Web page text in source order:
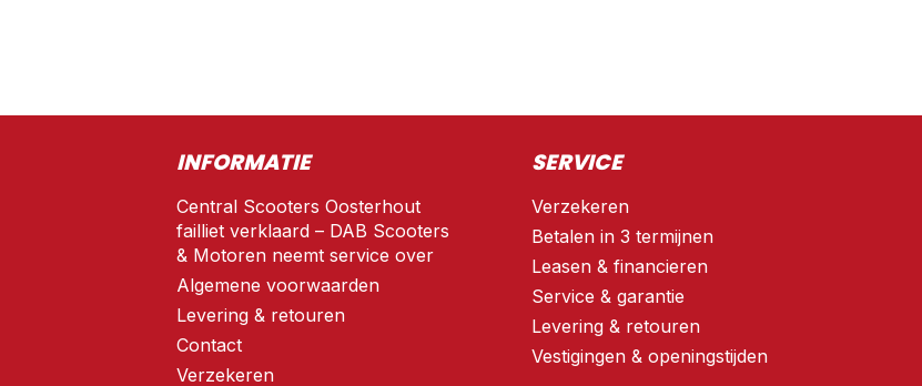
INFORMATIE
Central Scooters Oosterhout
failliet verklaard – DAB Scooters
& Motoren neemt service over
Algemene voorwaarden
Levering & retouren
Contact
Verzekeren
SERVICE
Verzekeren
Betalen in 3 termijnen
Leasen & financieren
Service & garantie
Levering & retouren
Vestigingen & openingstijden